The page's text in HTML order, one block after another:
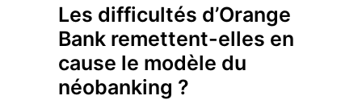
Les difficultés d’Orange
Bank remettent-elles en
cause le modèle du
néobanking ?